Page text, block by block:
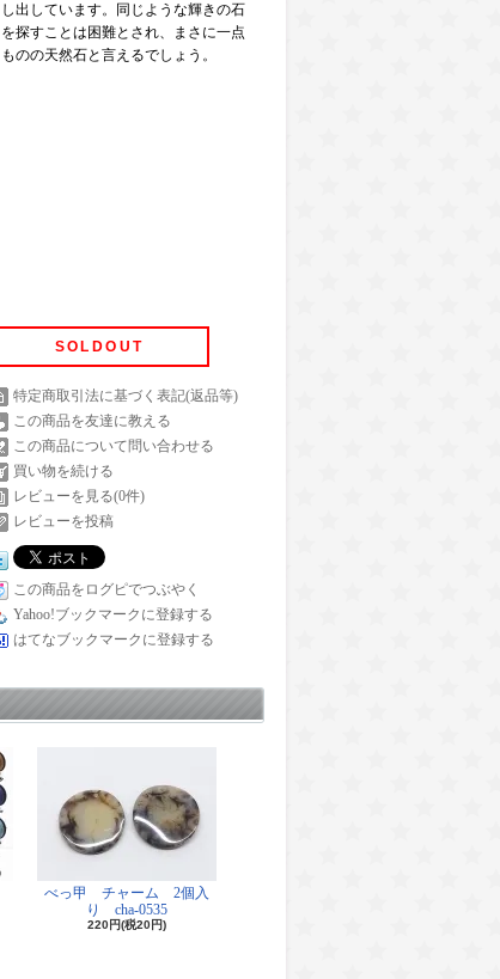
し出しています。同じような輝きの石
を探すことは困難とされ、まさに一点
ものの天然石と言えるでしょう。
SOLDOUT
特定商取引法に基づく表記(返品等)
この商品を友達に教える
この商品について問い合わせる
買い物を続ける
レビューを見る(0件)
レビューを投稿
この商品をログピでつぶやく
Yahoo!ブックマークに登録する
はてなブックマークに登録する
べっ甲 チャーム 2個入
り cha-0535
220円(税20円)